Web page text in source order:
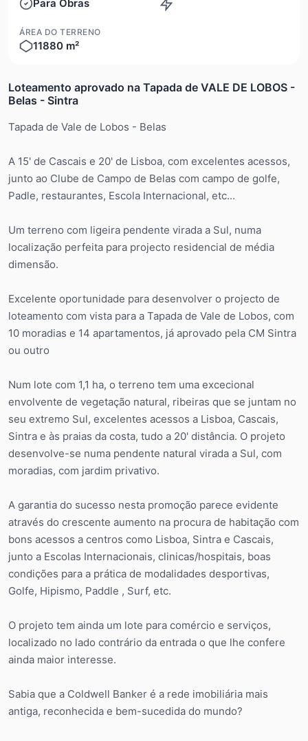
Para Obras
ÁREA DO TERRENO
11880 m²
Loteamento aprovado na Tapada de VALE DE LOBOS -
Belas - Sintra
Tapada de Vale de Lobos - Belas
A 15' de Cascais e 20' de Lisboa, com excelentes acessos,
junto ao Clube de Campo de Belas com campo de golfe,
Padle, restaurantes, Escola Internacional, etc...
Um terreno com ligeira pendente virada a Sul, numa
localização perfeita para projecto residencial de média
dimensão.
Excelente oportunidade para desenvolver o projecto de
loteamento com vista para a Tapada de Vale de Lobos, com
10 moradias e 14 apartamentos, já aprovado pela CM Sintra
ou outro
Num lote com 1,1 ha, o terreno tem uma excecional
envolvente de vegetação natural, ribeiras que se juntam no
seu extremo Sul, excelentes acessos a Lisboa, Cascais,
Sintra e às praias da costa, tudo a 20' distância. O projeto
desenvolve-se numa pendente natural virada a Sul, com
moradias, com jardim privativo.
A garantia do sucesso nesta promoção parece evidente
através do crescente aumento na procura de habitação com
bons acessos a centros como Lisboa, Sintra e Cascais,
junto a Escolas Internacionais, clinicas/hospitais, boas
condições para a prática de modalidades desportivas,
Golfe, Hipismo, Paddle , Surf, etc.
O projeto tem ainda um lote para comércio e serviços,
localizado no lado contrário da entrada o que lhe confere
ainda maior interesse.
Sabia que a Coldwell Banker é a rede imobiliária mais
antiga, reconhecida e bem-sucedida do mundo?